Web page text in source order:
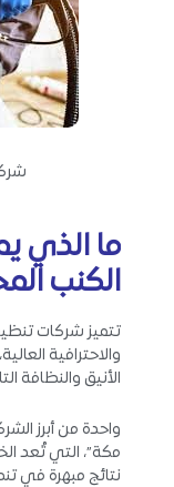
ما الذي
الكنب
تتميز شركات
والاحترافية
الأنيق والنظافة
واحدة من أبرز
مكة”، التي تُعد
نتائج مبهرة في